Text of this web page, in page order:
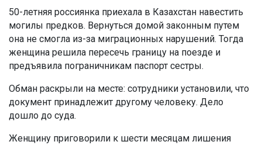
50-летняя россиянка приехала в Казахстан навестить
могилы предков. Вернуться домой законным путем
она не смогла из-за миграционных нарушений. Тогда
женщина решила пересечь границу на поезде и
предъявила пограничникам паспорт сестры.
Обман раскрыли на месте: сотрудники установили, что
документ принадлежит другому человеку. Дело
дошло до суда.
Женщину приговорили к шести месяцам лишения